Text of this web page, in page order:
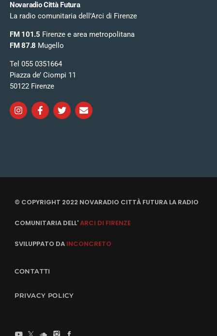
Novaradio Città Futura
La radio comunitaria dell’Arci di Firenze
FM 101.5 Firenze e area metropolitana
FM 87.8 Mugello
Tel 055 0351664
Piazza de’ Ciompi 11
50122 Firenze
© COPYRIGHT 2022 NOVARADIO CITTÀ FUTURA LA RADIO
COMUNITARIA DELL'ARCI DI FIRENZE
SVILUPPATO DA INCONCRETO
CONTATTI
PRIVACY POLICY